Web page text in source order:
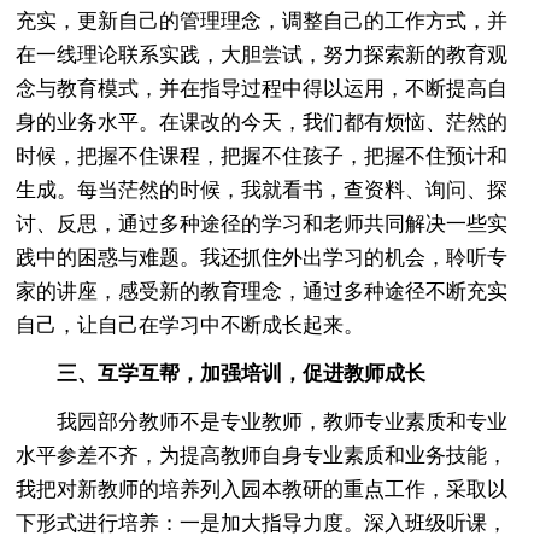
充实，更新自己的管理理念，调整自己的工作方式，并
在一线理论联系实践，大胆尝试，努力探索新的教育观
念与教育模式，并在指导过程中得以运用，不断提高自
身的业务水平。在课改的今天，我们都有烦恼、茫然的
时候，把握不住课程，把握不住孩子，把握不住预计和
生成。每当茫然的时候，我就看书，查资料、询问、探
讨、反思，通过多种途径的学习和老师共同解决一些实
践中的困惑与难题。我还抓住外出学习的机会，聆听专
家的讲座，感受新的教育理念，通过多种途径不断充实
自己，让自己在学习中不断成长起来。
三、互学互帮，加强培训，促进教师成长
我园部分教师不是专业教师，教师专业素质和专业
水平参差不齐，为提高教师自身专业素质和业务技能，
我把对新教师的培养列入园本教研的重点工作，采取以
下形式进行培养：一是加大指导力度。深入班级听课，